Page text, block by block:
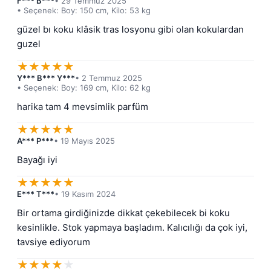
• Seçenek: Boy: 150 cm, Kilo: 53 kg
güzel bı koku klâsik tras losyonu gibi olan kokulardan
guzel
★★★★★
Y*** B*** Y***• 2 Temmuz 2025
• Seçenek: Boy: 169 cm, Kilo: 62 kg
harika tam 4 mevsimlik parfüm
★★★★★
A*** P***• 19 Mayıs 2025
Bayağı iyi
★★★★★
E*** T***• 19 Kasım 2024
Bir ortama girdiğinizde dikkat çekebilecek bi koku
kesinlikle. Stok yapmaya başladım. Kalıcılığı da çok iyi,
tavsiye ediyorum
★★★★ ★